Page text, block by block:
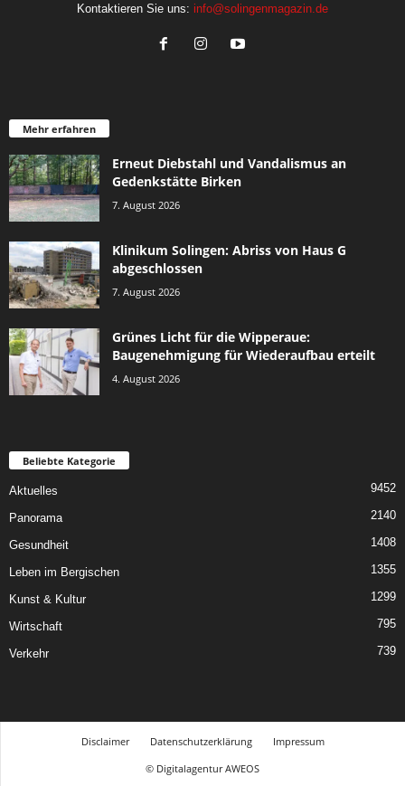
Kontaktieren Sie uns: info@solingenmagazin.de
Mehr erfahren
Erneut Diebstahl und Vandalismus an
Gedenkstätte Birken
7. August 2026
Klinikum Solingen: Abriss von Haus G
abgeschlossen
7. August 2026
Grünes Licht für die Wipperaue:
Baugenehmigung für Wiederaufbau erteilt
4. August 2026
Beliebte Kategorie
Aktuelles 9452
Panorama 2140
Gesundheit 1408
Leben im Bergischen 1355
Kunst & Kultur 1299
Wirtschaft 795
Verkehr 739
Disclaimer Datenschutzerklärung
Impressum
© Digitalagentur AWEOS